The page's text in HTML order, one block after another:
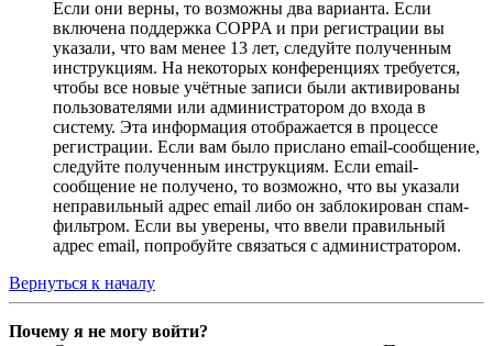
Если они верны, то возможны два варианта. Если
включена поддержка COPPA и при регистрации вы
указали, что вам менее 13 лет, следуйте полученным
инструкциям. На некоторых конференциях требуется,
чтобы все новые учётные записи были активированы
пользователями или администратором до входа в
систему. Эта информация отображается в процессе
регистрации. Если вам было прислано email-сообщение,
следуйте полученным инструкциям. Если email-
сообщение не получено, то возможно, что вы указали
неправильный адрес email либо он заблокирован спам-
фильтром. Если вы уверены, что ввели правильный
адрес email, попробуйте связаться с администратором.
Вернуться к началу
Почему я не могу войти?